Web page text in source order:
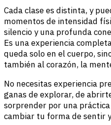
Cada clase es distinta, y
momentos de intensidad
silencio y una profunda
Es una experiencia
queda solo en el cuerpo,
también al corazón, la
No necesitas experiencia
ganas de explorar, de
sorprender por una
cambiar tu forma de sentir